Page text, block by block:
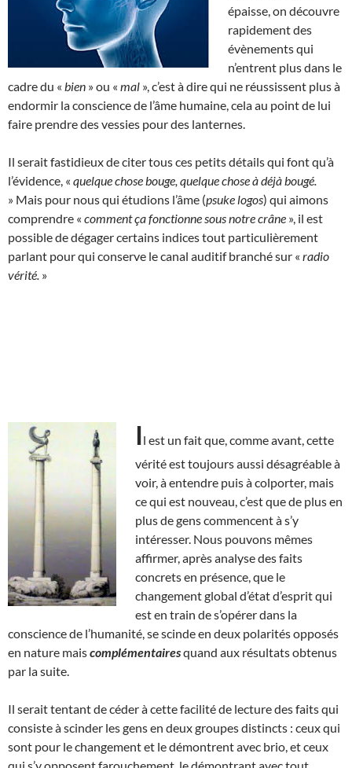
épaisse, on découvre
rapidement des
évènements qui
n’entrent plus dans le
cadre du « bien » ou « mal », c’est à dire qui ne réussissent plus à
endormir la conscience de l’âme humaine, cela au point de lui
faire prendre des vessies pour des lanternes.
Il serait fastidieux de citer tous ces petits détails qui font qu’à
l’évidence, « quelque chose bouge, quelque chose à déjà bougé.
» Mais pour nous qui étudions l’âme (psuke logos) qui aimons
comprendre « comment ça fonctionne sous notre crâne », il est
possible de dégager certains indices tout particulièrement
parlant pour qui conserve le canal auditif branché sur « radio
vérité. »
Il est un fait que, comme avant, cette
vérité est toujours aussi désagréable à
voir, à entendre puis à colporter, mais
ce qui est nouveau, c’est que de plus en
plus de gens commencent à s’y
intéresser. Nous pouvons mêmes
affirmer, après analyse des faits
concrets en présence, que le
changement global d’état d’esprit qui
est en train de s’opérer dans la
conscience de l’humanité, se scinde en deux polarités opposés
en nature maiscomplémentairesquand aux résultats obtenus
par la suite.
Il serait tentant de céder à cette facilité de lecture des faits qui
consiste à scinder les gens en deux groupes distincts : ceux qui
sont pour le changement et le démontrent avec brio, et ceux
qui s’y opposent farouchement, le démontrant avec tout